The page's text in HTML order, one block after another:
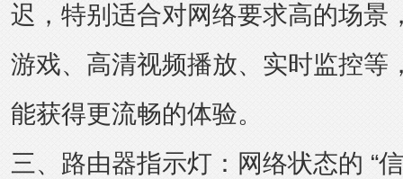
迟，特别适合对网络要求高的场景
游戏、高清视频播放、实时监控等
能获得更流畅的体验。
三、路由器指示灯：网络状态的 “